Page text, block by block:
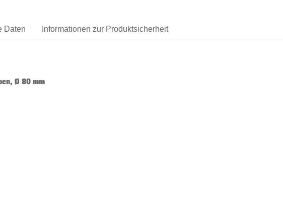
Daten Informationen zur Produktsicherheit
Ø 80 mm